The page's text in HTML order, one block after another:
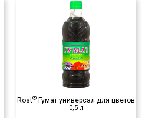
Rost® Гумат универсал для цветов
0,5 л